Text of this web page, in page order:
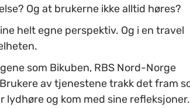
Og at brukerne ikke alltid høres?
helt egne perspektiv. Og i en travel
som Bikuben, RBS Nord-Norge
av tjenestene trakk det fram
og kom med sine refleksjoner.